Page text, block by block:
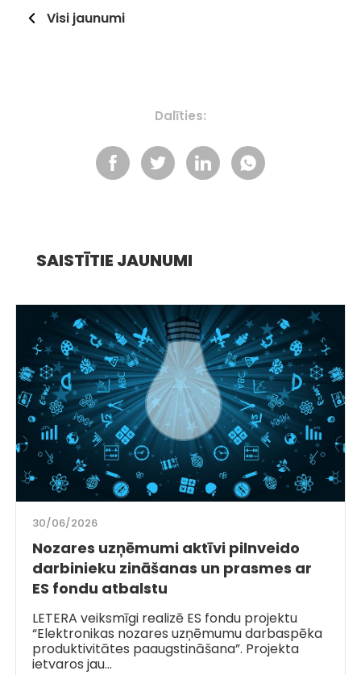
Visi jaunumi
Dalīties:
SAISTĪTIE JAUNUMI
30/06/2026
Nozares uzņēmumi aktīvi pilnveido
darbinieku zināšanas un prasmes ar
ES fondu atbalstu
LETERA veiksmīgi realizē ES fondu projektu
“Elektronikas nozares uzņēmumu darbaspēka
produktivitātes paaugstināšana”. Projekta
ietvaros jau…